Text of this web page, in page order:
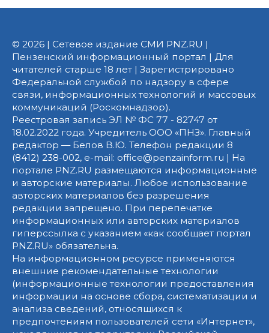
© 2026 | Сетевое издание СМИ PNZ.RU |
Пензенский информационный портал | Для
читателей старше 18 лет | Зарегистрировано
Федеральной службой по надзору в сфере
связи, информационных технологий и массовых
коммуникаций (Роскомнадзор).
Реестровая запись ЭЛ № ФС 77 - 82747 от
18.02.2022 года. Учредитель ООО «ПНЗ». Главный
редактор — Белов В.Ю. Телефон редакции 8
(8412) 238-002, e-mail: office@penzainform.ru | На
портале PNZ.RU размещаются информационные
и авторские материалы. Любое использование
авторских материалов без разрешения
редакции запрещено. При перепечатке
информационных или авторских материалов
гиперссылка с указанием «как сообщает портал
PNZ.RU» обязательна.
На информационном ресурсе применяются
внешние рекомендательные технологии
(информационные технологии предоставления
информации на основе сбора, систематизации и
анализа сведений, относящихся к
предпочтениям пользователей сети «Интернет»,